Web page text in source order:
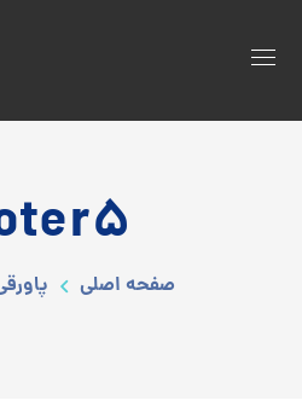
صفحه اصلی